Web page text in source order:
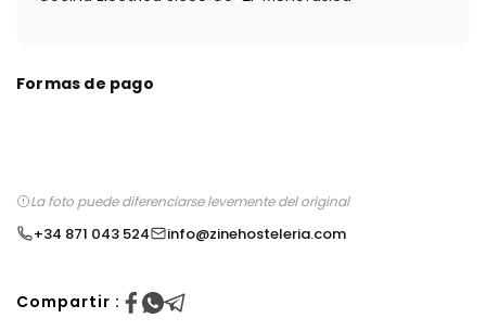
Formas de pago
La foto puede diferenciarse levemente del original
+34 871 043 524 info@zinehosteleria.com
Compartir :